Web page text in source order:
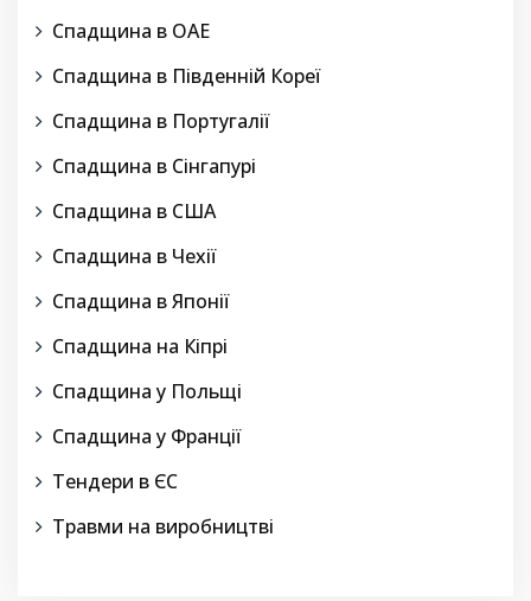
Спадщина в ОАЕ
Спадщина в Південній Кореї
Спадщина в Португалії
Спадщина в Сінгапурі
Спадщина в США
Спадщина в Чехії
Спадщина в Японії
Спадщина на Кіпрі
Спадщина у Польщі
Спадщина у Франції
Тендери в ЄС
Травми на виробництві